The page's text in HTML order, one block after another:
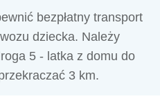
bezpłatny transport
dziecka. Należy
5 - latka z domu do
3 km.